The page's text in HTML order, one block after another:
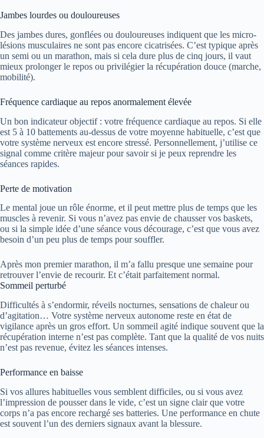
Jambes lourdes ou douloureuses
Des jambes dures, gonflées ou douloureuses indiquent que les micro-
lésions musculaires ne sont pas encore cicatrisées. C’est typique après
un semi ou un marathon, mais si cela dure plus de cinq jours, il vaut
mieux prolonger le repos ou privilégier la récupération douce (marche,
mobilité).
Fréquence cardiaque au repos anormalement élevée
Un bon indicateur objectif : votre fréquence cardiaque au repos. Si elle
est 5 à 10 battements au-dessus de votre moyenne habituelle, c’est que
votre système nerveux est encore stressé. Personnellement, j’utilise ce
signal comme critère majeur pour savoir si je peux reprendre les
séances rapides.
Perte de motivation
Le mental joue un rôle énorme, et il peut mettre plus de temps que les
muscles à revenir. Si vous n’avez pas envie de chausser vos baskets,
ou si la simple idée d’une séance vous décourage, c’est que vous avez
besoin d’un peu plus de temps pour souffler.
Après mon premier marathon, il m’a fallu presque une semaine pour
retrouver l’envie de recourir. Et c’était parfaitement normal.
Sommeil perturbé
Difficultés à s’endormir, réveils nocturnes, sensations de chaleur ou
d’agitation… Votre système nerveux autonome reste en état de
vigilance après un gros effort. Un sommeil agité indique souvent que la
récupération interne n’est pas complète. Tant que la qualité de vos nuits
n’est pas revenue, évitez les séances intenses.
Performance en baisse
Si vos allures habituelles vous semblent difficiles, ou si vous avez
l’impression de pousser dans le vide, c’est un signe clair que votre
corps n’a pas encore rechargé ses batteries. Une performance en chute
est souvent l’un des derniers signaux avant la blessure.